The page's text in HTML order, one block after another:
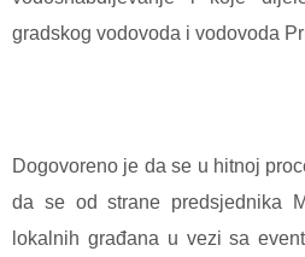
gradskog vodovoda i vodovoda
Dogovoreno je da se u hitnoj
da se od strane predsjednika
lokalnih građana u vezi sa